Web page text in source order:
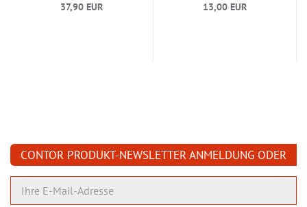
37,90 EUR 13,00 EUR
CONTOR PRODUKT-NEWSLETTER ANMELDUNG ODER
ABMELDUNG